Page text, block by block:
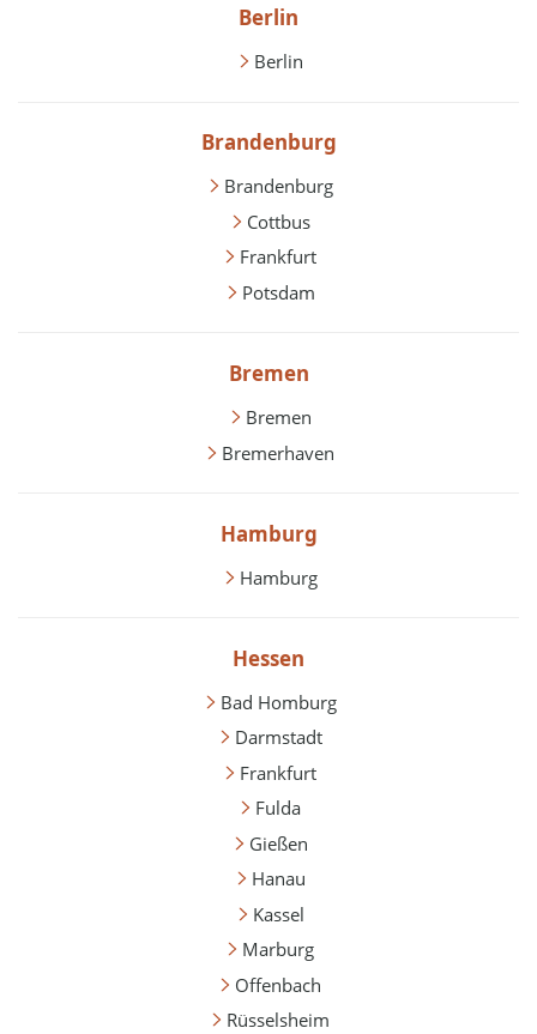
Berlin
Berlin
Brandenburg
Brandenburg
Cottbus
Frankfurt
Potsdam
Bremen
Bremen
Bremerhaven
Hamburg
Hamburg
Hessen
Bad Homburg
Darmstadt
Frankfurt
Fulda
Gießen
Hanau
Kassel
Marburg
Offenbach
Rüsselsheim